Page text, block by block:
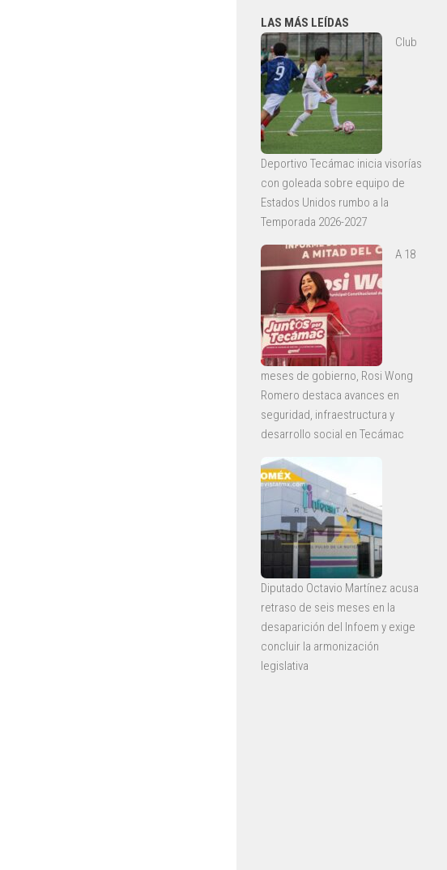
LAS MÁS LEÍDAS
Club
Deportivo Tecámac inicia visorías
con goleada sobre equipo de
Estados Unidos rumbo a la
Temporada 2026-2027
A 18
meses de gobierno, Rosi Wong
Romero destaca avances en
seguridad, infraestructura y
desarrollo social en Tecámac
Diputado Octavio Martínez acusa
retraso de seis meses en la
desaparición del Infoem y exige
concluir la armonización
legislativa